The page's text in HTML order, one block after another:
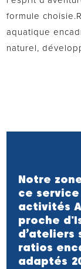
formule
aquatique
naturel,
Notre
ce
activités
proche
d’ateliers
ratios
adaptés